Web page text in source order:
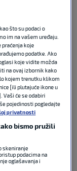
u obrani
Saliba
Ville zbog
Arsenala,
nad
natjerao je
u
što su podaci o
im na vašem uređaju.
praćenja koje
podatke. Ako
koje vidite možda
na ovaj izbornik kako
kojem trenutku klikom
[ili plutajuće ikone u
Vaši će se odabiri
pojedinosti pogledajte
privatnosti
bismo pružili
skeniranje
podacima na
oglašavanja i